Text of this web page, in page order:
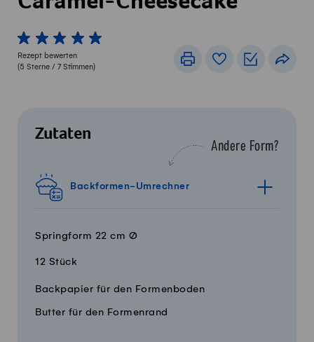
1 von 5 Sterne
2 von 5 Sterne
3 von 5 Sterne
4 von 5 Sterne
5 von 5 Sterne
Rezept bewerten
(5 Sterne / 7 Stimmen)
DruckenRezeptbuch
Zutaten
Andere Form?
Backformen-Umrechner
Springform 22 cm Ø
12 Stück
MengeZutaten
Backpapier für den Formenboden
Butter für den Formenrand